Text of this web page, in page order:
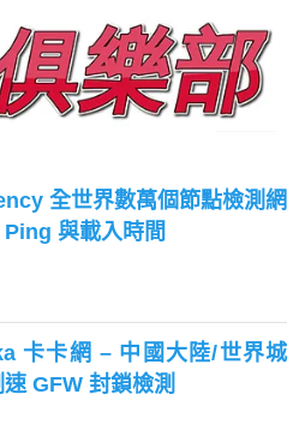
全世界數萬個節點檢測網
Ping 與載入時間
卡卡網 – 中國大陸/世界城
GFW 封鎖檢測